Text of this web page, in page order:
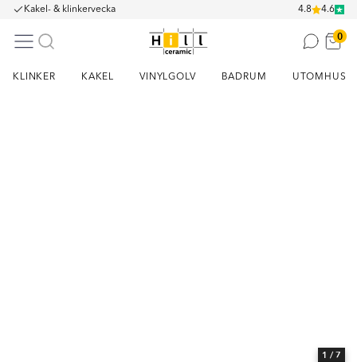
Kakel- & klinkervecka 4.8 4.6
0
KLINKER KAKEL VINYLGOLV BADRUM UTOMHUS
1 / 7